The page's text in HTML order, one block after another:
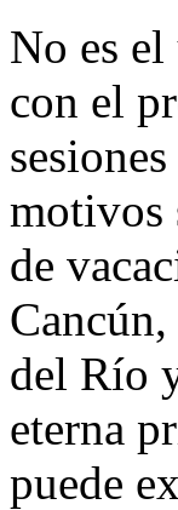
No es
con el
motivos
de
del Río
eterna
puede